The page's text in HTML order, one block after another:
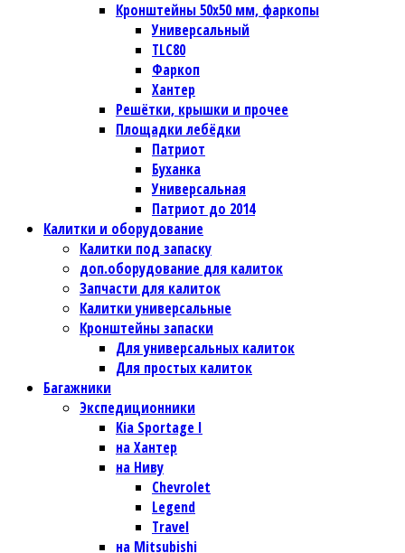
Кронштейны 50х50 мм, фаркопы
Универсальный
TLC80
Фаркоп
Хантер
Решётки, крышки и прочее
Площадки лебёдки
Патриот
Буханка
Универсальная
Патриот до 2014
Калитки и оборудование
Калитки под запаску
доп.оборудование для калиток
Запчасти для калиток
Калитки универсальные
Кронштейны запаски
Для универсальных калиток
Для простых калиток
Багажники
Экспедиционники
Kia Sportage I
на Хантер
на Ниву
Chevrolet
Legend
Travel
на Mitsubishi